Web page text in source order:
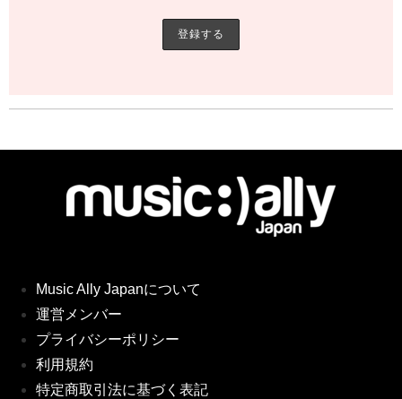
Music Ally Japanについて
運営メンバー
プライバシーポリシー
利用規約
特定商取引法に基づく表記